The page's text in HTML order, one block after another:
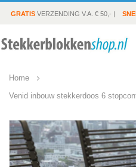
GRATIS VERZENDING V.A. € 50,- |
Home
Venid inbouw stekkerdoos 6
Ga
naar
het
einde